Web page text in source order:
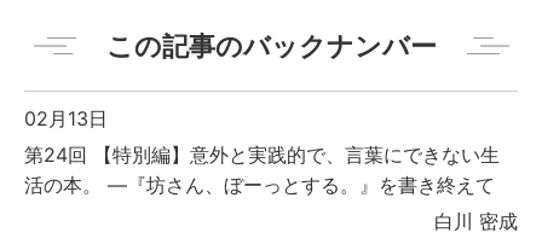
この記事のバックナンバー
02月13日
第24回 【特別編】意外と実践的で、言葉にできない生
活の本。 ―『坊さん、ぼーっとする。』を書き終えて
白川 密成